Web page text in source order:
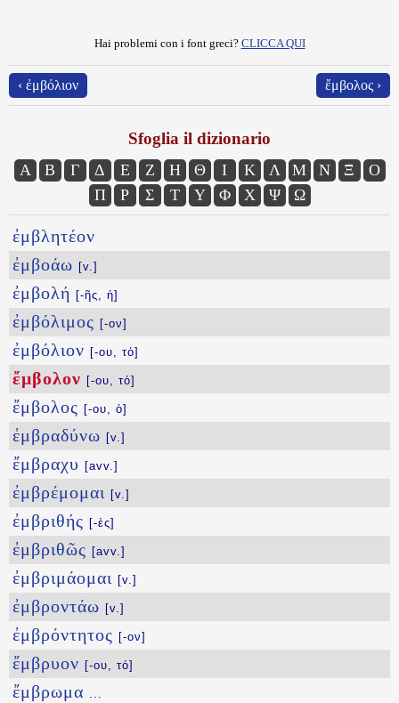
Hai problemi con i font greci? CLICCA QUI
‹ ἐμβόλιον ἔμβολος ›
Sfoglia il dizionario
Α Β Γ Δ Ε Ζ Η Θ Ι Κ Λ Μ Ν Ξ
Ο
Π
Ρ Σ Τ Υ Φ Χ Ψ Ω
ἐμβλητέον
ἐμβοάω [v.]
ἐμβολή [-ῆς, ἡ]
ἐμβόλιμος [-ον]
ἐμβόλιον [-ου, τό]
ἔμβολον [-ου, τό]
ἔμβολος [-ου, ὁ]
ἐμβραδύνω [v.]
ἔμβραχυ [avv.]
ἐμβρέμομαι [v.]
ἐμβριθής [-ές]
ἐμβριθῶς [avv.]
ἐμβριμάομαι [v.]
ἐμβροντάω [v.]
ἐμβρόντητος [-ον]
ἔμβρυον [-ου, τό]
ἔμβρωμα ...